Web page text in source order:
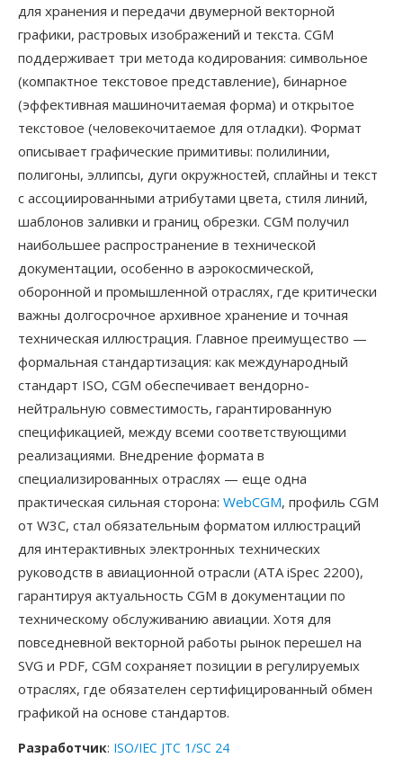
для хранения и передачи двумерной векторной
графики, растровых изображений и текста. CGM
поддерживает три метода кодирования: символьное
(компактное текстовое представление), бинарное
(эффективная машиночитаемая форма) и открытое
текстовое (человекочитаемое для отладки). Формат
описывает графические примитивы: полилинии,
полигоны, эллипсы, дуги окружностей, сплайны и текст
с ассоциированными атрибутами цвета, стиля линий,
шаблонов заливки и границ обрезки. CGM получил
наибольшее распространение в технической
документации, особенно в аэрокосмической,
оборонной и промышленной отраслях, где критически
важны долгосрочное архивное хранение и точная
техническая иллюстрация. Главное преимущество —
формальная стандартизация: как международный
стандарт ISO, CGM обеспечивает вендорно-
нейтральную совместимость, гарантированную
спецификацией, между всеми соответствующими
реализациями. Внедрение формата в
специализированных отраслях — еще одна
практическая сильная сторона: WebCGM, профиль CGM
от W3C, стал обязательным форматом иллюстраций
для интерактивных электронных технических
руководств в авиационной отрасли (ATA iSpec 2200),
гарантируя актуальность CGM в документации по
техническому обслуживанию авиации. Хотя для
повседневной векторной работы рынок перешел на
SVG и PDF, CGM сохраняет позиции в регулируемых
отраслях, где обязателен сертифицированный обмен
графикой на основе стандартов.
Разработчик: ISO/IEC JTC 1/SC 24